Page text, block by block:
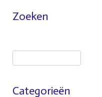
Zoeken
Categorieën